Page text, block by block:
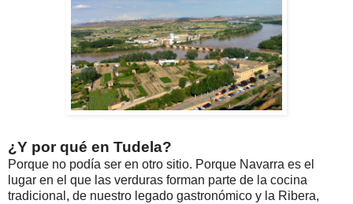
¿Y por qué en Tudela?
Porque no podía ser en otro sitio. Porque Navarra es el
lugar en el que las verduras forman parte de la cocina
tradicional, de nuestro legado gastronómico y la Ribera,